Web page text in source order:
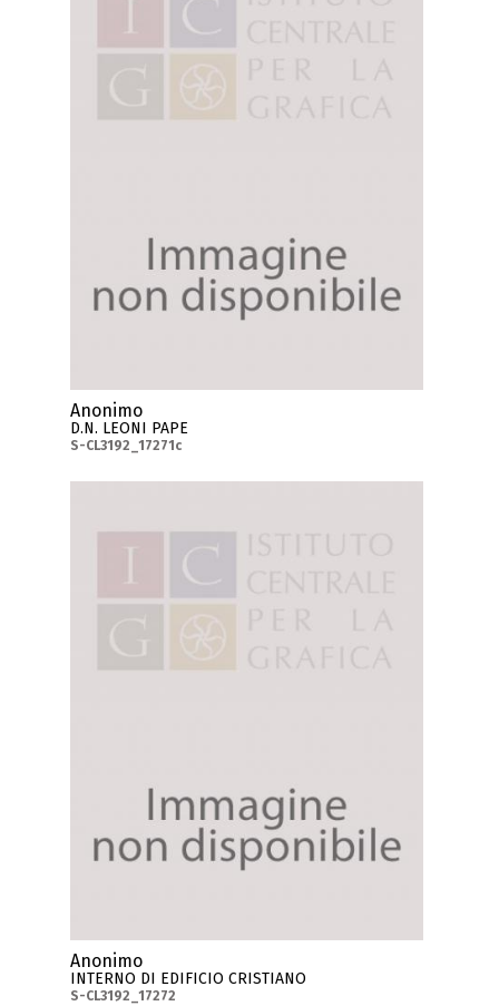
Anonimo
D.N. LEONI PAPE
S-CL3192_17271c
Anonimo
INTERNO DI EDIFICIO CRISTIANO
S-CL3192_17272